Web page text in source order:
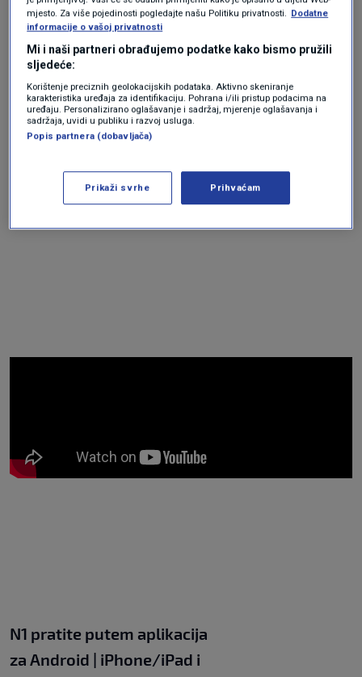
U pomoć kolegama na Hvaru krenuli su
kaštelanski vatrogasci, koji su se tamo zaputili
brodom.
Neki su lokalni mediji objavili kako je do
onečišćenja došlo jer je navodno pukao tank
pokazat će istraga.
N1 pratite putem aplikacija
za Android | iPhone/iPad i
mjesto. Za više pojedinosti pogledajte našu Politiku privatnosti. Dodatne
informacije o vašoj privatnosti
Mi i naši partneri obrađujemo podatke kako bismo pružili
sljedeće:
Korištenje preciznih geolokacijskih podataka. Aktivno skeniranje
karakteristika uređaja za identifikaciju. Pohrana i/ili pristup podacima na
uređaju. Personalizirano oglašavanje i sadržaj, mjerenje oglašavanja i
sadržaja, uvidi u publiku i razvoj usluga.
Popis partnera (dobavljača)
Prikaži svrhe Prihvaćam